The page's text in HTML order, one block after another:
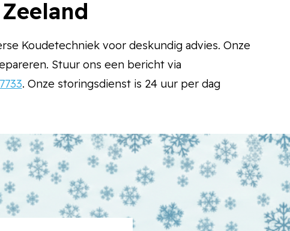
Koudetechniek voor deskundig advies. Onze
Stuur ons een bericht via
. Onze storingsdienst is 24 uur per dag